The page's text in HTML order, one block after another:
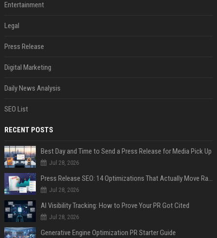
Entertainment
Legal
Press Release
Digital Marketing
Daily News Analysis
SEO List
RECENT POSTS
Best Day and Time to Send a Press Release for Media Pick Up
Jul 28, 2026
Press Release SEO: 14 Optimizations That Actually Move Rankings
Jul 28, 2026
AI Visibility Tracking: How to Prove Your PR Got Cited
Jul 28, 2026
Generative Engine Optimization PR Starter Guide